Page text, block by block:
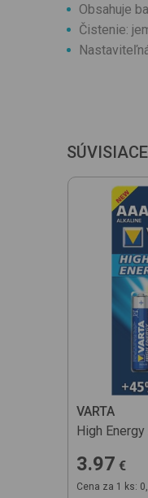
Obsahuje
Čistenie:
VARTA
High
3.97 €
Cena za 1 ks: